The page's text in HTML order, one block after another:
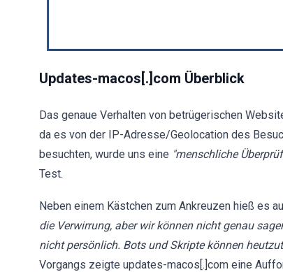
Updates-macos[.]com Überblick
Das genaue Verhalten von betrügerischen
da es von der IP-Adresse/Geolocation des
besuchten, wurde uns eine "menschliche
Test.
Neben einem Kästchen zum Ankreuzen hieß es
die Verwirrung, aber wir können nicht genau
nicht persönlich. Bots und Skripte können
Vorgangs zeigte updates-macos[.]com eine